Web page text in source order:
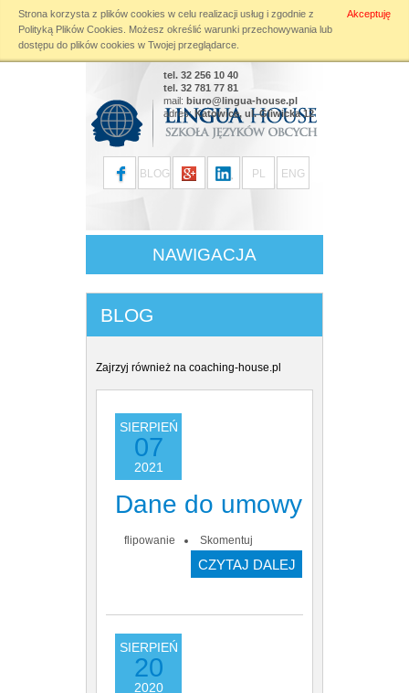
Warning: file_put_contents(): Only 0 of 24 bytes written, possibly out of free disk
space in
/home/klient.dhosting.pl/linguahouse/lingua-
house.pl/public_html/modules/blog.phpon line
tel. 32 256 10 40
tel. 32 781 77 81
mail: biuro@lingua-house.pl
adres:Katowice, ul. Gliwicka 12
ENG
PL
BLOG
NAWIGACJA
BLOG
Zajrzyj również na coaching-house.pl
SIERPIEŃ
07
2021
Dane do umowy
flipowanie Skomentuj
CZYTAJ DALEJ
SIERPIEŃ
20
2020
Akceptuję
Strona korzysta z plików cookies w celu realizacji usług i zgodnie z
Polityką Plików Cookies . Możesz określić warunki przechowywania lub
dostępu do plików cookies w Twojej przeglądarce.